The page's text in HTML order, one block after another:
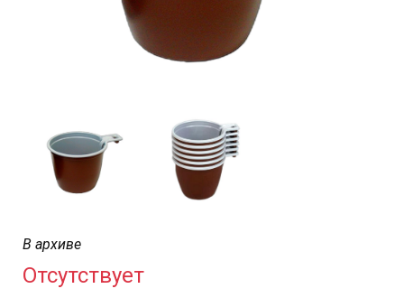
В архиве
Отсутствует